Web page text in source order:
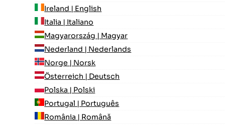
Ireland | English
Italia | Italiano
Magyarország | Magyar
Nederland | Nederlands
Norge | Norsk
Österreich | Deutsch
Polska | Polski
Portugal | Português
România | Română